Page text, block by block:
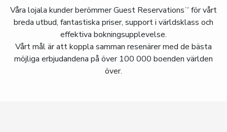
Våra lojala kunder berömmerGuest Reservations TM för vårt
breda utbud, fantastiska priser, support i världsklass och
effektiva bokningsupplevelse.
Vårt mål är att koppla samman resenärer med de bästa
möjliga erbjudandena på över 100 000 boenden världen
över.